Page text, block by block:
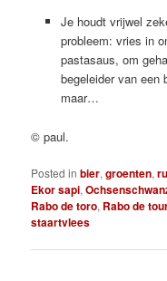
Je houdt vrijwel
probleem: vries in
pastasaus, om
begeleider van een
maar…
© paul.
Posted in bier,groenten,
Ekor sapi,
Rabo de toro, Rabo de
staartvlees